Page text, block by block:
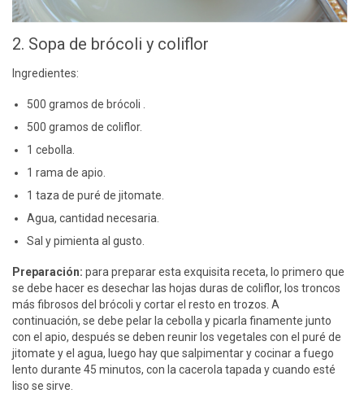
2. Sopa de brócoli y coliflor
Ingredientes:
500 gramos de brócoli .
500 gramos de coliflor.
1 cebolla.
1 rama de apio.
1 taza de puré de jitomate.
Agua, cantidad necesaria.
Sal y pimienta al gusto.
Preparación: para preparar esta exquisita receta, lo primero que
se debe hacer es desechar las hojas duras de coliflor, los troncos
más fibrosos del brócoli y cortar el resto en trozos. A
continuación, se debe pelar la cebolla y picarla finamente junto
con el apio, después se deben reunir los vegetales con el puré de
jitomate y el agua, luego hay que salpimentar y cocinar a fuego
lento durante 45 minutos, con la cacerola tapada y cuando esté
liso se sirve.